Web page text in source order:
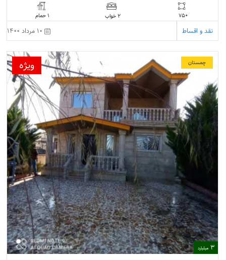
750 2 خواب 1 حمام
10 مرداد 1400 نقد و اقساط
3 میلیارد
چمستان ویژه